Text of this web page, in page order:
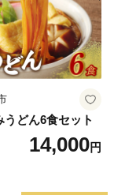
。
ブナの原生林
限のブナ林」
うどん6食セット
14,000円